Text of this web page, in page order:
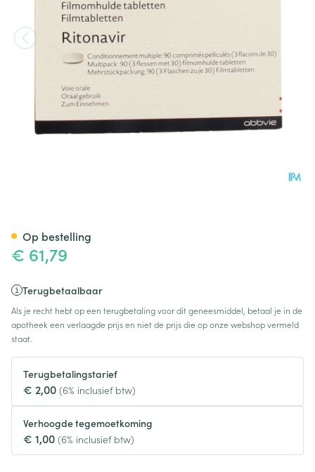
€ 61,79
Terugbetaalbaar
Als je recht hebt op een terugbetaling voor dit geneesmiddel, betaal je in de
apotheek een verlaagde prijs en niet de prijs die op onze webshop vermeld
staat.
Terugbetalingstarief
€ 2,00 (6% inclusief btw)
Verhoogde tegemoetkoming
€ 1,00 (6% inclusief btw)
Op bestelling